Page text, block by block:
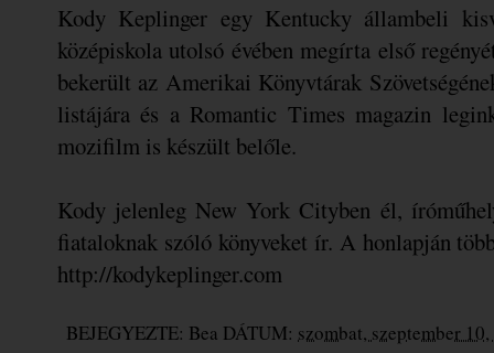
Kody Keplinger egy Kentucky állambeli
középiskola utolsó évében megírta első
bekerült az Amerikai Könyvtárak
listájára és a Romantic Times magazin
mozifilm is készült belőle.
Kody jelenleg New York Cityben él,
fiataloknak szóló könyveket ír. A honlapján
http://kodykeplinger.com
BEJEGYEZTE: Bea DÁTUM: szombat, szeptember